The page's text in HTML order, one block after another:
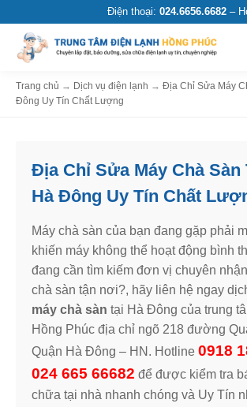
Điện thoại: 024.6656.6682 –
Trang chủ → Dịch vụ điện lạnh → Địa Chỉ Sửa Máy
Đông Uy Tín Chất Lượng
Địa Chỉ Sửa Máy Chà Sàn
Hà Đông Uy Tín Chất
Máy chà sàn của bạn đang gặp phải
khiến máy không thể hoạt động bình
đang cần tìm kiếm đơn vị chuyên
chà sàn tận nơi?, hãy liên hệ ngay
máy chà sàn tại Hà Đông của trung
Hồng Phúc địa chỉ ngõ 218 đường
Quận Hà Đông – HN. Hotline 0918
024 665 66682 để được kiểm tra
chữa tại nhà nhanh chóng và Uy Tín